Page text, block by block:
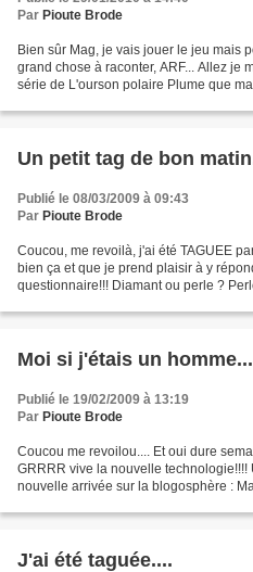
Par Pioute Brode
Bien sûr Mag, je vais jouer le jeu mais
grand chose à raconter, ARF... Allez je
série de L'ourson polaire Plume que
Un petit tag de bon
Publié le 08/03/2009 à 09:43
Par Pioute Brode
Coucou, me revoilà, j'ai été TAGUEE
bien ça et que je prend plaisir à y
questionnaire!!! Diamant ou perle ?
Moi si j'étais un homme...
Publié le 19/02/2009 à 13:19
Par Pioute Brode
Coucou me revoilou.... Et oui dure
GRRRR vive la nouvelle
nouvelle arrivée sur la blogosphère :
J'ai été taguée....